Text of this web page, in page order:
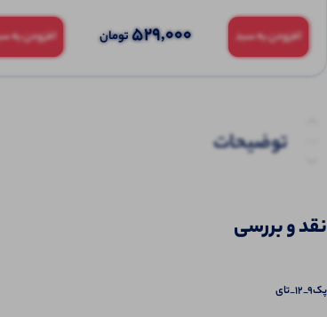
افزودن به سبد 529,000تومان افزودن به
توضیحات
نظرات (0)
پرسش‌ها
نقد و بررسی
پک9_12_تای